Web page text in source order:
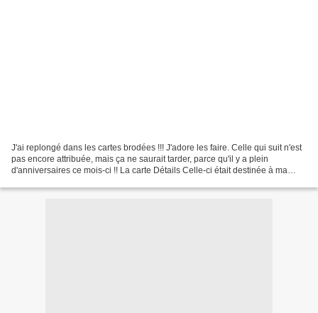
J'ai replongé dans les cartes brodées !!! J'adore les faire. Celle qui suit n'est
pas encore attribuée, mais ça ne saurait tarder, parce qu'il y a plein
d'anniversaires ce mois-ci !! La carte Détails Celle-ci était destinée à ma